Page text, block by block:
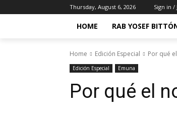
Thursday, August 6, 2026 Sign in /
HOME RAB YOSEF
Home Edición Especial Por qué
Edición Especial Emuna
Por qué el